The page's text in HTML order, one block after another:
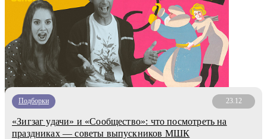
Подборки 23.12
«Зигзаг удачи» и «Сообщество»: что посмотреть на
праздниках — советы выпускников МШК